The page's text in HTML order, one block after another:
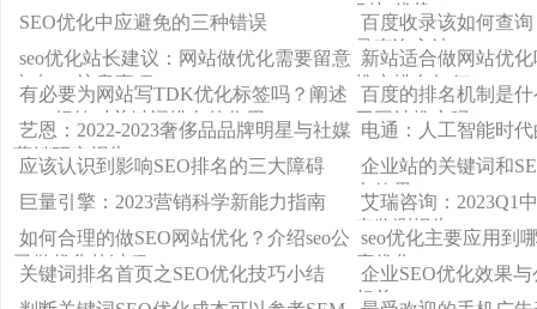
别与优势？
SEO优化中应避免的三种错误
百度收录该如何查
录查询方法
seo优化站长建议：网站做优化需要留意
七点seo注意事项
新站适合做网站优
推广排名如何？
有必要为网站写TDK优化标签吗？阐述
TDK标签对关键词排名的作用
百度的排名机制是
于网站推广吗？
艺恩：2022-2023奢侈品品牌明星与社媒
营销研究报告
电通：人工智能时
应该认识到影响SEO排名的三大障碍
企业站的关键词和
有效果？
巨量引擎：2023营销科学新能力指南
艾瑞咨询：2023Q1
态监测报告
如何合理的做SEO网站优化？介绍seo公
司做优化的过程
seo优化主要应用到
度优化？
关键词排名首页之SEO优化技巧小结
企业SEO优化效果
相关